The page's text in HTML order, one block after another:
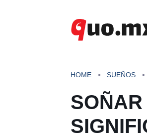
HOME SUEÑOS